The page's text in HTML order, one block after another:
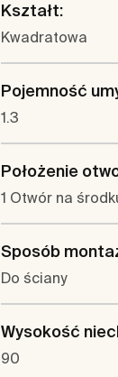
Kształt:
Kwadratowa
Pojemność
1.3
Położenie
1 Otwór na
Sposób
Do ściany
Wysokość
90